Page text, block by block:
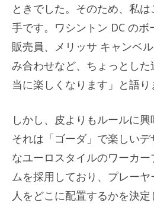
ときでした。そのため、私
手です。ワシントン DC の
販売員、メリッサ キャンベ
み合わせなど、ちょっとし
当に楽しくなります」と語り
しかし、皮よりもルールに興
それは「ゴーダ」で楽しい
なユーロスタイルのワーカ
ムを採用しており、プレー
人をどこに配置するかを決